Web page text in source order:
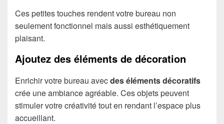
Ces petites touches rendent votre bureau non
seulement fonctionnel mais aussi esthétiquement
plaisant.
Ajoutez des éléments de décoration
Enrichir votre bureau avecdes éléments décoratifs
crée une ambiance agréable. Ces objets peuvent
stimuler votre créativité tout en rendant l’espace plus
accueillant.